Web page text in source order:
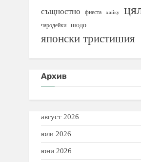
същностно фиеста хайку
чародейки шодо
японски тристишия
Архив
август 2026
юли 2026
юни 2026